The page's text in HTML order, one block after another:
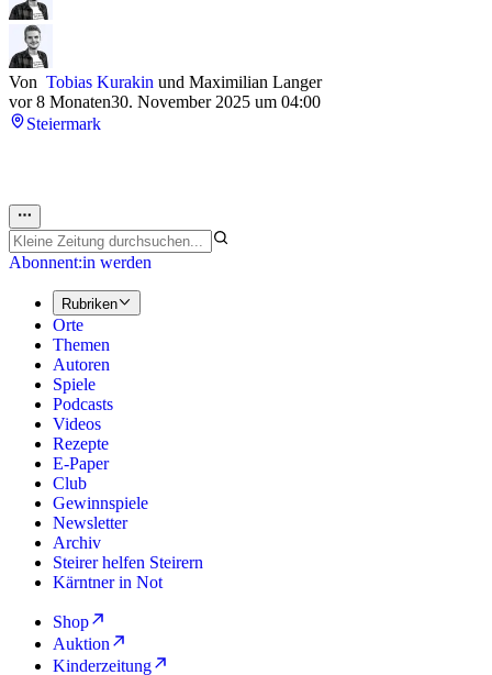
Von Tobias Kurakin und Maximilian Langer
vor 8 Monaten30. November 2025 um 04:00
Steiermark
Abonnent:in werden
Rubriken
Orte
Themen
Autoren
Spiele
Podcasts
Videos
Rezepte
E-Paper
Club
Gewinnspiele
Newsletter
Archiv
Steirer helfen Steirern
Kärntner in Not
Shop
Auktion
Kinderzeitung